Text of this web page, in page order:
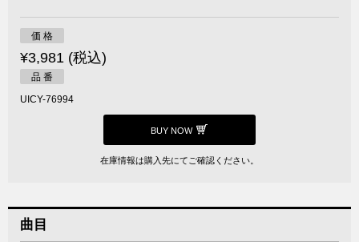
価 格
¥3,981 (税込)
品 番
UICY-76994
BUY NOW
在庫情報は購入先にてご確認ください。
曲目